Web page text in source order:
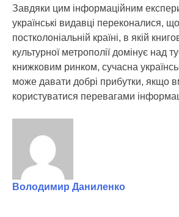
Завдяки цим інформаційним
українські видавці переконалися,
постколоніальній країні, в якій
культурної метрополії домінує над
книжковим ринком, сучасна
може давати добрі прибутки, якщо
користуватися перевагами
Володимир Даниленко